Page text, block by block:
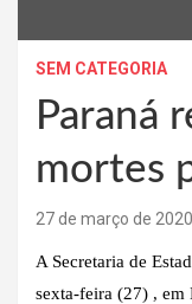
SEM CATEGORIA
Paraná
mortes
27 de março de 2020
A Secretaria de
sexta-feira (27) ,